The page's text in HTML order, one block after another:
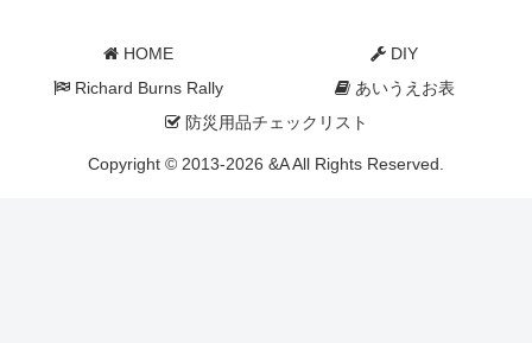
HOME
DIY
Richard Burns Rally
あいうえお表
防災用品チェックリスト
Copyright © 2013-2026 &A All Rights Reserved.